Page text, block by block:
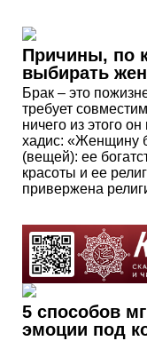
Причины, по
выбирать
Брак – это
требует
ничего из этого
хадис: «Женщину
(вещей): ее
красоты и ее
привержена
5 способов
эмоции под